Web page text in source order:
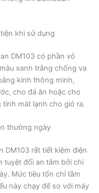
khi sử dụng
DM103 có phần vỏ
xanh trắng chống va
kính thông minh,
cho đá ăn hoặc cho
mát lạnh cho gió ra.
thường ngày
DM103 rất tiết kiệm điện
tuyệt đối an tâm bởi chi
Mức tiêu tốn chỉ tầm
này chạy để so với máy